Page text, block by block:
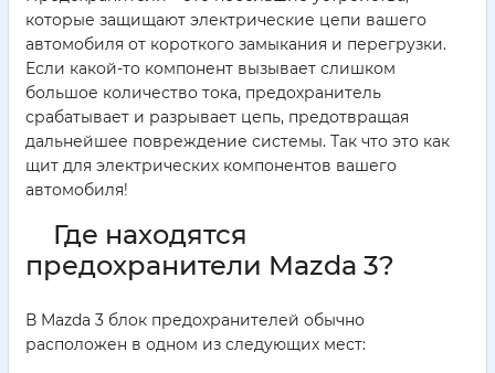
которые защищают электрические цепи вашего
автомобиля от короткого замыкания и перегрузки.
Если какой-то компонент вызывает слишком
большое количество тока, предохранитель
срабатывает и разрывает цепь, предотвращая
дальнейшее повреждение системы. Так что это как
щит для электрических компонентов вашего
автомобиля!
Где находятся
предохранители Mazda 3?
В Mazda 3 блок предохранителей обычно
расположен в одном из следующих мест: